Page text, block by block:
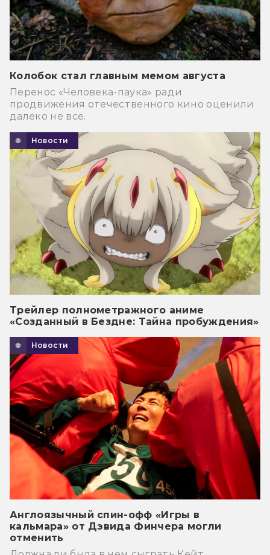
Колобок стал главным мемом августа
Перенос «Человека-паука» ради
продвижения отечественного кино оценили
далеко не все.
Новости
Трейлер полнометражного аниме
«Созданный в Бездне: Тайна пробуждения»
Новости
Англоязычный спин-офф «Игры в
кальмара» от Дэвида Финчера могли
отменить